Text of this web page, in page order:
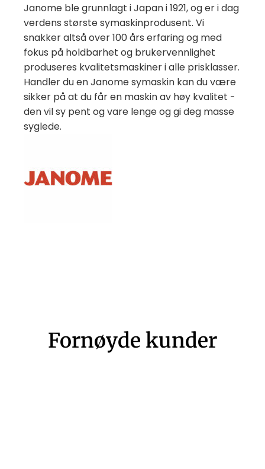
Janome ble grunnlagt i Japan i 1921, og er i dag
verdens største symaskinprodusent. Vi
snakker altså over 100 års erfaring og med
fokus på holdbarhet og brukervennlighet
produseres kvalitetsmaskiner i alle prisklasser.
Handler du en Janome symaskin kan du være
sikker på at du får en maskin av høy kvalitet -
den vil sy pent og vare lenge og gi deg masse
syglede.
Fornøyde kunder